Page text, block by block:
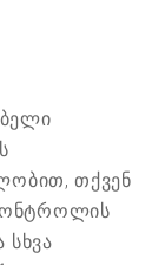
თქვენ
სხვა